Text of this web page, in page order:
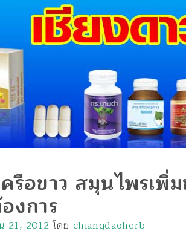
ครือขาว สมุนไพรเ
งการ
21, 2012โดย chiangdaoherb